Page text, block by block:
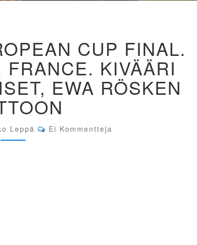
LAPUA
EUROPEAN
CUP
FINAL.
CHÂTEAUROUX,
FRANCE.
KIVÄÄRI
60LS
NAISET,
EWA
CUP FINAL.
KIVÄÄRI
EWA RÖSKEN
Leppä Comments
Ei Kommentteja